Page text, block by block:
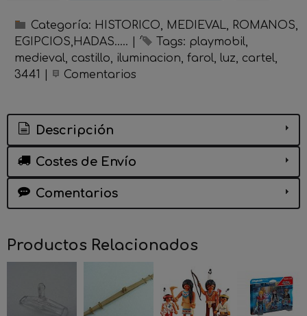
Categoría: HISTORICO, MEDIEVAL, ROMANOS,
EGIPCIOS,HADAS.....
Tags: playmobil
medieval castillo iluminacion farol luz
cartel
3441
Comentarios
Descripción
Costes de Envío
Comentarios
Productos Relacionados